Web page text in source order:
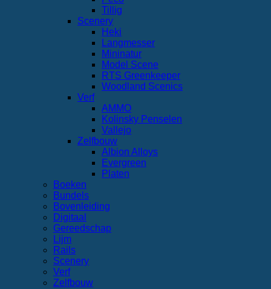
Tillig
Scenery
Heki
Langmesser
Mininatur
Model Scene
RTS Greenkeeper
Woodland Scenics
Verf
AMMO
Kolinsky Penselen
Vallejo
Zelfbouw
Albion Alloys
Evergreen
Platen
Boeken
Bundels
Bovenleiding
Digitaal
Gereedschap
Lijm
Rails
Scenery
Verf
Zelfbouw